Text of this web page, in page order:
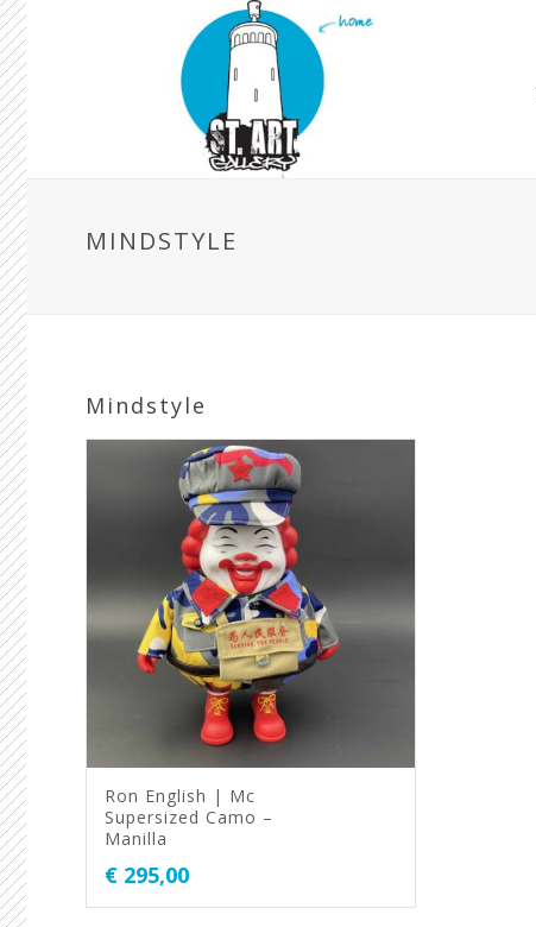
MINDSTYLE
Mindstyle
Ron English | Mc
Supersized Camo –
Manilla
€ 295,00